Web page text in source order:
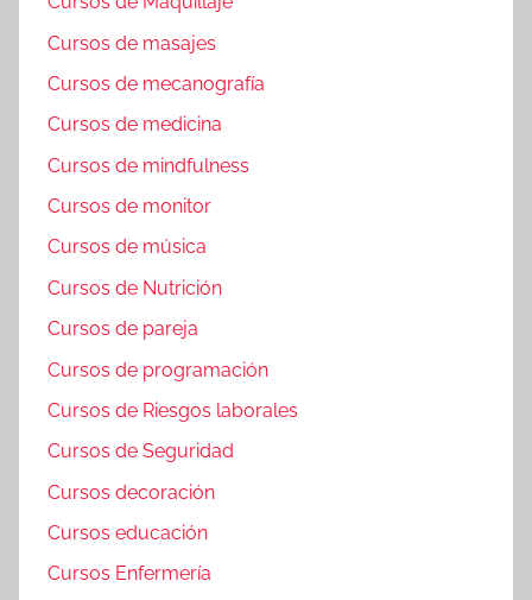
Cursos de masajes
Cursos de mecanografía
Cursos de medicina
Cursos de mindfulness
Cursos de monitor
Cursos de música
Cursos de Nutrición
Cursos de pareja
Cursos de programación
Cursos de Riesgos laborales
Cursos de Seguridad
Cursos decoración
Cursos educación
Cursos Enfermería